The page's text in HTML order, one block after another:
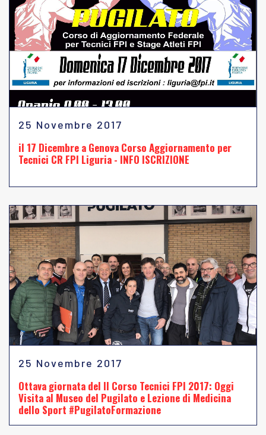
25 Novembre 2017
il 17 Dicembre a Genova Corso Aggiornamento per
Tecnici CR FPI Liguria - INFO ISCRIZIONE
25 Novembre 2017
Ottava giornata del II Corso Tecnici FPI 2017: Oggi
Visita al Museo del Pugilato e Lezione di Medicina
dello Sport #PugilatoFormazione